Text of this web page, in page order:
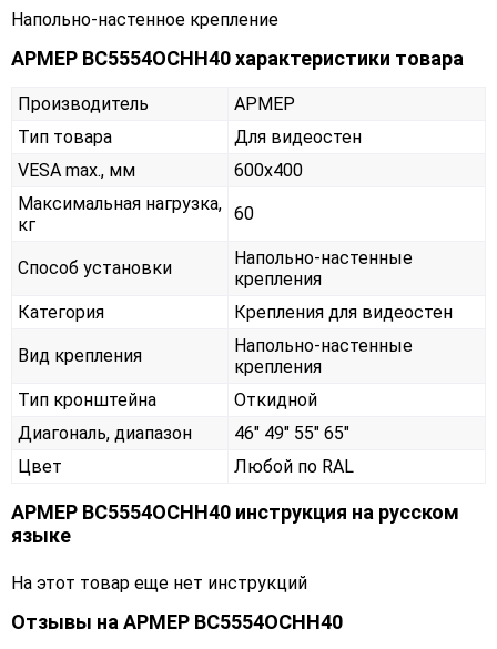
Напольно-настенное крепление
АРМЕР ВС5554ОСНН40 характеристики товара
Производитель
АРМЕР
Тип товара
Для видеостен
VESA max., мм
600х400
Максимальная нагрузка,
кг
60
Способ установки
Напольно-настенные
крепления
Категория
Крепления для видеостен
Вид крепления
Напольно-настенные
крепления
Тип кронштейна
Откидной
Диагональ, диапазон
46" 49" 55" 65"
Цвет
Любой по RAL
АРМЕР ВС5554ОСНН40 инструкция на русском
языке
На этот товар еще нет инструкций
Отзывы наАРМЕР ВС5554ОСНН40